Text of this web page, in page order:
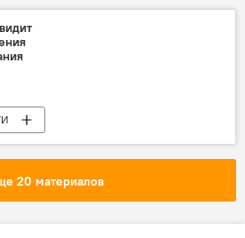
20 материалов